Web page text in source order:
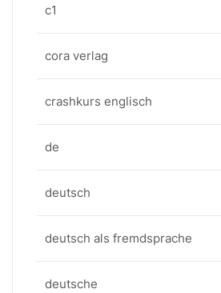
c1
cora verlag
crashkurs englisch
de
deutsch
deutsch als fremdsprache
deutsche